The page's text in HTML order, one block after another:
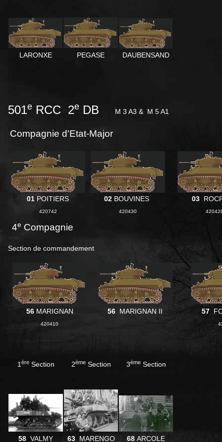
LARONXE PEGASE DAUBENSAND
501e RCC 2e DB M 3 A3 & M 5 A1
Compagnie d'Etat-Major
01 POITIERS
420742
02 BOUVINES
420430
03
4e Compagnie
Section de commandement
56 MARIGNAN
420410
56 MARIGNAN II 57
1 èreSection 2èmeSection 3èmeSection
58 VALMY 63 MARENGO 68 ARCOLE